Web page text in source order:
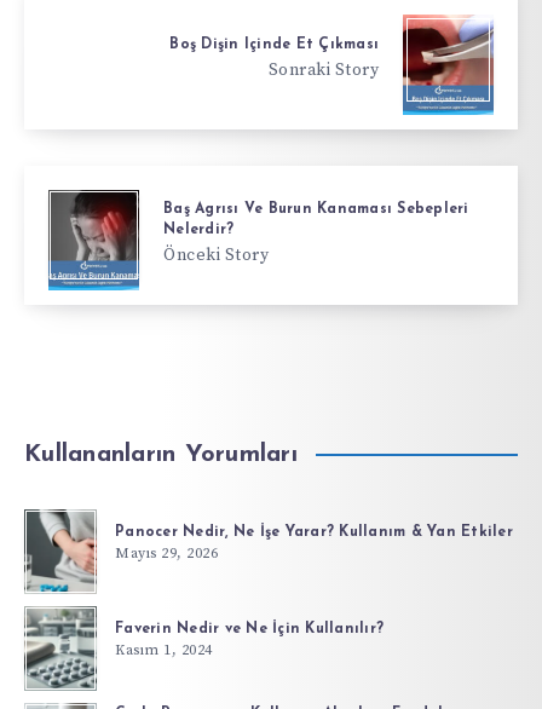
Boş Dişin Içinde Et Çıkması
Sonraki Story
Baş Agrısı Ve Burun Kanaması Sebepleri
Nelerdir?
Önceki Story
Kullananların Yorumları
Panocer Nedir, Ne İşe Yarar? Kullanım & Yan Etkiler
Mayıs 29, 2026
Faverin Nedir ve Ne İçin Kullanılır?
Kasım 1, 2024